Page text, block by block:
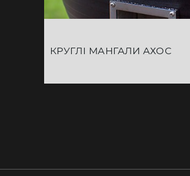
КРУГЛІ МАНГАЛИ АХОС